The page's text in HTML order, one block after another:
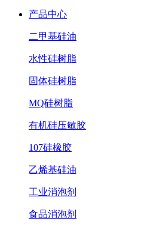
产品中心
二甲基硅油
水性硅树脂
固体硅树脂
MQ硅树脂
有机硅压敏胶
107硅橡胶
乙烯基硅油
工业消泡剂
食品消泡剂